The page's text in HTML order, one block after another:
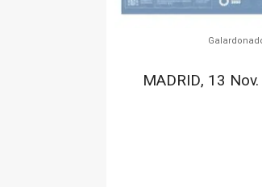
MADRID, 13